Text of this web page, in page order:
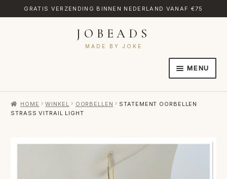
GRATIS VERZENDING BINNEN NEDERLAND VANAF €75
JOBEADS
MADE BY JOKE
MENU
AFREKENEN
HOME WINKEL OORBELLEN
STATEMENT OORBELLEN
STRASS VITRAIL LIGHT